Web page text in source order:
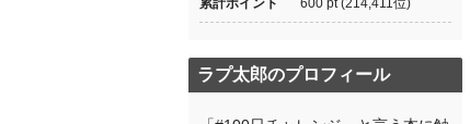
累計ポイント 600 pt (214,411位)
ラプ太郎のプロフィール